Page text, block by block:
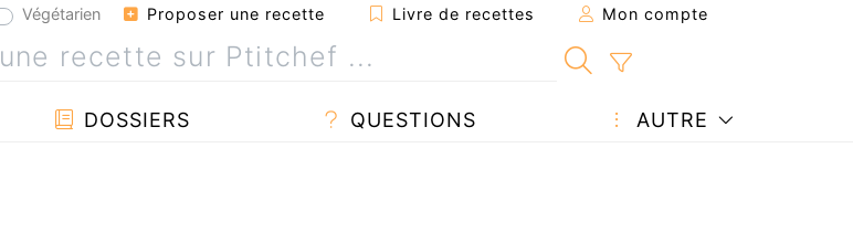
Végétarien Proposer une recette Livre de recettes Mon compte
DOSSIERS QUESTIONS AUTRE